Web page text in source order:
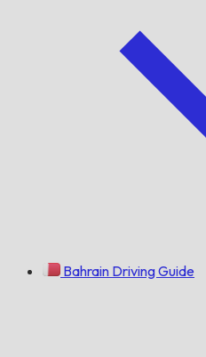
Bahrain Driving Guide